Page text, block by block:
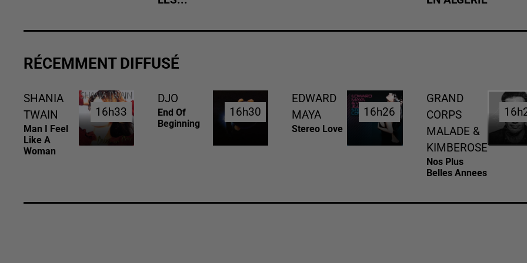
RÉCEMMENT DIFFUSÉ
SHANIA
TWAIN
Man I Feel
Like A
Woman
16h33
16h33
DJO
End Of
Beginning
16h30
16h30
EDWARD
MAYA
Stereo Love
16h26
16h26
GRAND
CORPS
MALADE &
KIMBEROSE
Nos Plus
Belles Annees